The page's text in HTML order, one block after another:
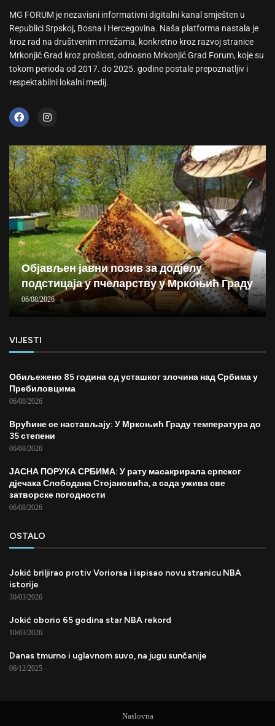
MG FORUM je nezavisni informativni digitalni kanal smješten u
Republici Srpskoj, Bosna i Hercegovina. Naša platforma nastala je
kroz rad na društvenim mrežama, konkretno kroz razvoj stranice
Mrkonjić Grad kroz prošlost, odnosno Mrkonjić Grad Forum, koje su
tokom perioda od 2017. do 2025. godine postale prepoznatljiv i
respektabilni lokalni medij.
Објављен јавни позив за додјелу
подстицаја у пчеларству у Мркоњић Граду
06/08/2026
VIJESTI
Обиљежено 85 година од усташког злочина над Србима у
Пребиловцима
06/08/2026
Врућине се настављају: У Мркоњић Граду температура до
35 степени
06/08/2026
ЈАСНА ПОРУКА СРБИМА: У рату масакрирала српског
дјечака Слободана Стојановића, а сада ужива све
затворске погодности
06/08/2026
OSTALO
Jokić briljirao protiv Voriorsa i ispisao novu stranicu NBA
istorije
30/03/2026
Jokić oborio 65 godina star NBA rekord
10/03/2026
Danas tmurno i uglavnom suvo, na jugu sunčanije
06/12/2025
Naslovna